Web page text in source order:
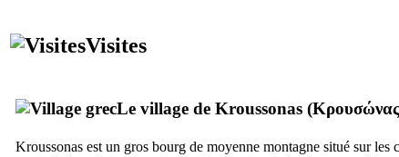
Visites
Le village de Kroussonas (Κρουσώνας
Kroussonas est un gros bourg de moyenne montagne situé sur les